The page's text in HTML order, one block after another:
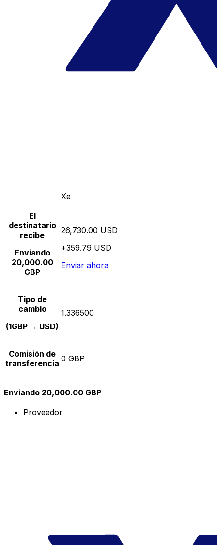
Xe
El
destinatario
recibe
Enviando
20,000.00
GBP
26,730.00 USD
+359.79 USD
Enviar ahora
Tipo de
cambio
(1GBP → USD)
1.336500
Comisión de
transferencia 0 GBP
Enviando 20,000.00 GBP
Proveedor